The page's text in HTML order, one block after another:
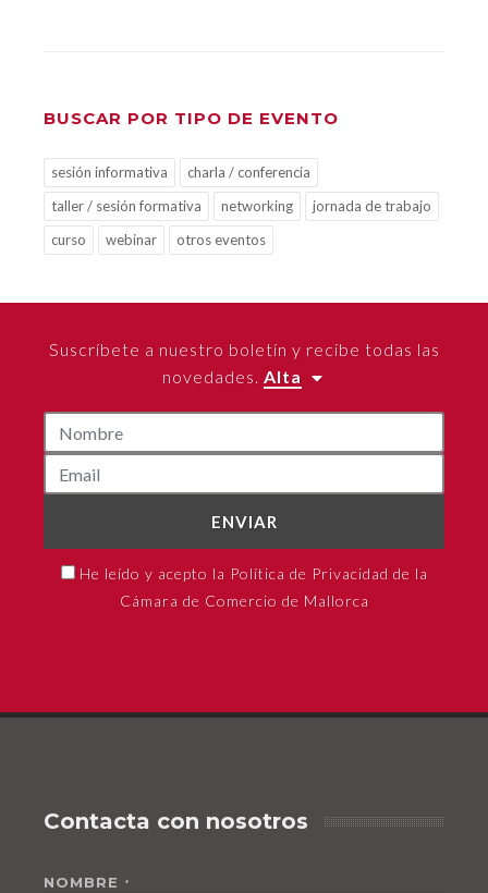
BUSCAR POR TIPO DE EVENTO
sesión informativa
charla / conferencia
taller / sesión formativa
networking
jornada de trabajo
curso
webinar otros eventos
Suscríbete a nuestro boletín y recibe todas las
novedades. Alta
ENVIAR
He leído y acepto la Política de Privacidad de la
Cámara de Comercio de Mallorca
Contacta con nosotros
NOMBRE *